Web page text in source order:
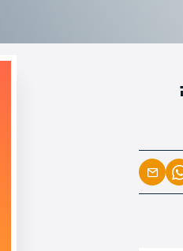
המרצים
מחכים לכם
הקריירה החדשה שלך מעבר לפינה!